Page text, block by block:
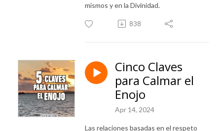
mismos y en la Divinidad.
838
Cinco Claves
para Calmar el
Enojo
Apr 14, 2024
Las relaciones basadas en el respeto